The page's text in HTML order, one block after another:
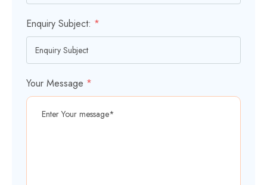
Enquiry Subject: *
Your Message *